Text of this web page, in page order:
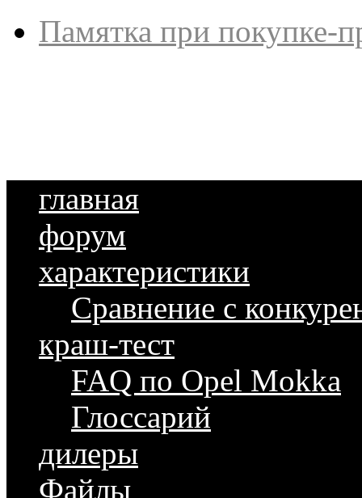
Памятка при покупке-
главная
форум
характеристики
Сравнение с
краш-тест
FAQ по Opel Mokka
Глоссарий
дилеры
Файлы